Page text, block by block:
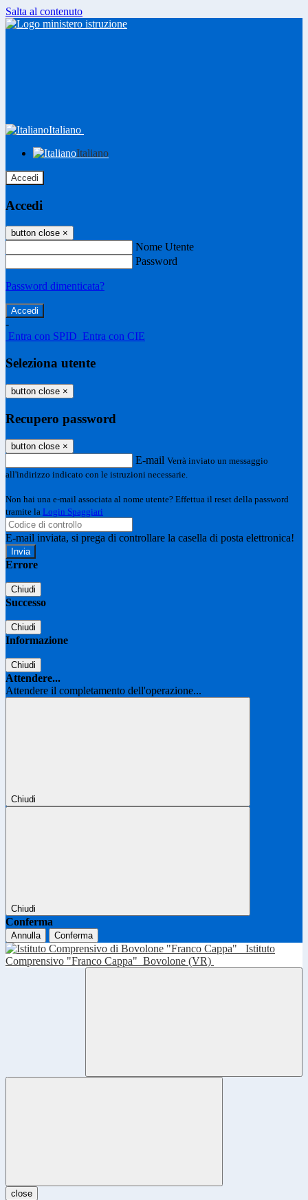
Salta al contenuto
Italiano
Italiano
Accedi
Accedi
button close ×
Nome Utente
Password
Password dimenticata?
-
Entra con SPID Entra con CIE
Seleziona utente
button close ×
Recupero password
button close ×
E-mail Verrà inviato un messaggio
all'indirizzo indicato con le istruzioni necessarie.
Non hai una e-mail associata al nome utente? Effettua il reset della password
tramite la Login Spaggiari
E-mail inviata, si prega di controllare la casella di posta elettronica!
Errore
Chiudi
Successo
Chiudi
Informazione
Chiudi
Attendere...
Attendere il completamento dell'operazione...
Chiudi
Chiudi
Conferma
Annulla Conferma
Istituto
Comprensivo "Franco Cappa" Bovolone (VR)
close